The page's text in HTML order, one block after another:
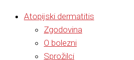
Atopijski dermatitis
Zgodovina
O bolezni
Sprožilci